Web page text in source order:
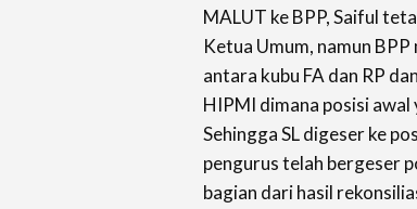
MALUT ke BPP, Saiful
Ketua Umum, namun
antara kubu FA dan RP
HIPMI dimana posisi awal
Sehingga SL digeser ke
pengurus telah bergeser
bagian dari hasil